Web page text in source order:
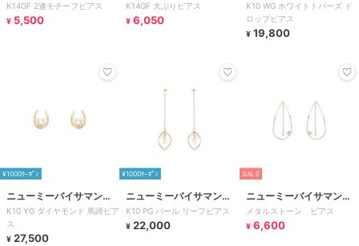
K14GF 2連モチーフピアス
¥ 5,500
K14GF 大ぶりピアス
¥ 6,050
タバサ
K10 WG ホワイトトパーズ ド
ロップピアス
¥ 19,800
¥1000ｸｰﾎﾟﾝ
ニューミーバイサマンサ
タバサ
K10 YG ダイヤモンド 馬蹄ピア
ス
¥ 27,500
¥1000ｸｰﾎﾟﾝ
ニューミーバイサマンサ
タバサ
K10 PG パール リーフピアス
¥ 22,000
SALE
ニューミーバイサマンサ
タバサ
メタルストーン ピアス
¥ 6,600